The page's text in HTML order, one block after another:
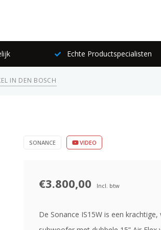
Echte Productspecialisten
IN DEN BOSCH
SONANCE VIDEO
€3.800,00 Incl. btw
De Sonance IS15W is een